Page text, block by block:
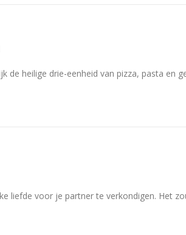
de heilige drie-eenheid van pizza, pasta en
liefde voor je partner te verkondigen. Het